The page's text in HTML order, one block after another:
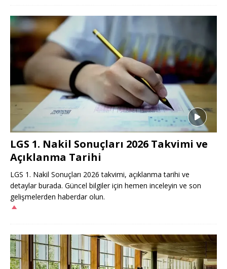
LGS 1. Nakil Sonuçları 2026 Takvimi ve
Açıklanma Tarihi
LGS 1. Nakil Sonuçları 2026 takvimi, açıklanma tarihi ve
detaylar burada. Güncel bilgiler için hemen inceleyin ve son
gelişmelerden haberdar olun.